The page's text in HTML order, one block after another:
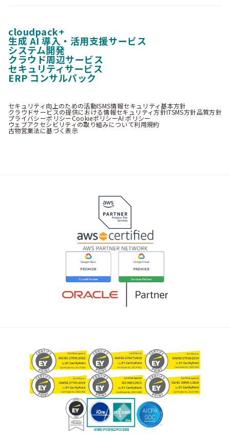
cloudpack+
生成 AI 導入・活用支援サービス
システム開発
クラウド周辺サービス
セキュリティサービス
ERP コンサルパック
セキュリティ向上のための活動ISMS情報セキュリティ基本方針
クラウドサービスの提供における情報セキュリティ方針ITSMS方針品質方針
プライバシーポリシーCookieポリシーAI ポリシー
ウェブアクセシビリティの取り組みについて利用規約
古物営業法に基づく表示